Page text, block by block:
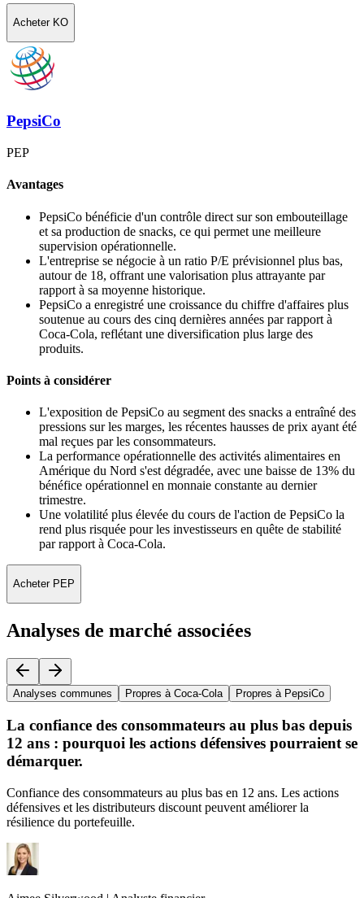
Acheter KO
PepsiCo
PEP
Avantages
PepsiCo bénéficie d'un contrôle direct sur son embouteillage
et sa production de snacks, ce qui permet une meilleure
supervision opérationnelle.
L'entreprise se négocie à un ratio P/E prévisionnel plus bas,
autour de 18, offrant une valorisation plus attrayante par
rapport à sa moyenne historique.
PepsiCo a enregistré une croissance du chiffre d'affaires plus
soutenue au cours des cinq dernières années par rapport à
Coca-Cola, reflétant une diversification plus large des
produits.
Points à considérer
L'exposition de PepsiCo au segment des snacks a entraîné des
pressions sur les marges, les récentes hausses de prix ayant été
mal reçues par les consommateurs.
La performance opérationnelle des activités alimentaires en
Amérique du Nord s'est dégradée, avec une baisse de 13% du
bénéfice opérationnel en monnaie constante au dernier
trimestre.
Une volatilité plus élevée du cours de l'action de PepsiCo la
rend plus risquée pour les investisseurs en quête de stabilité
par rapport à Coca-Cola.
Acheter PEP
Analyses de marché associées
Analyses communes Propres à Coca-Cola Propres à PepsiCo
La confiance des consommateurs au plus bas depuis
12 ans : pourquoi les actions défensives pourraient se
démarquer.
Confiance des consommateurs au plus bas en 12 ans. Les actions
défensives et les distributeurs discount peuvent améliorer la
résilience du portefeuille.